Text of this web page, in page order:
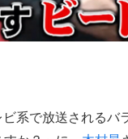
系で放送されるバ